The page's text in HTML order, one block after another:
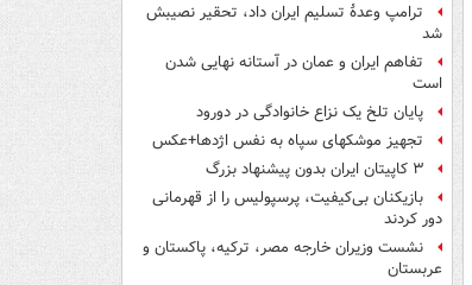
ترامپ وعدۀ تسلیم ایران داد، تحقیر نصیبش
شد
تفاهم ایران و عمان در آستانه نهایی شدن
است
پایان تلخ یک نزاع خانوادگی در دورود
تجهیز موشکهای سپاه به نفس اژدها+عکس
۳ کاپیتان ایران بدون پیشنهاد بزرگ
بازیکنان بی‌کیفیت، پرسپولیس را از قهرمانی
دور کردند
نشست وزیران خارجه مصر، ترکیه، پاکستان و
عربستان